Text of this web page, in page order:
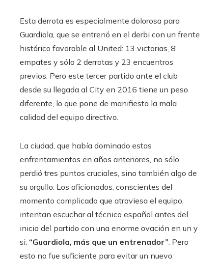
Esta derrota es especialmente dolorosa para
Guardiola, que se entrenó en el derbi con un frente
histórico favorable al United: 13 victorias, 8
empates y sólo 2 derrotas y 23 encuentros
previos. Pero este tercer partido ante el club
desde su llegada al City en 2016 tiene un peso
diferente, lo que pone de manifiesto la mala
calidad del equipo directivo.
La ciudad, que había dominado estos
enfrentamientos en años anteriores, no sólo
perdió tres puntos cruciales, sino también algo de
su orgullo. Los aficionados, conscientes del
momento complicado que atraviesa el equipo,
intentan escuchar al técnico español antes del
inicio del partido con una enorme ovación en un y
si: “Guardiola, más que un entrenador” . Pero
esto no fue suficiente para evitar un nuevo